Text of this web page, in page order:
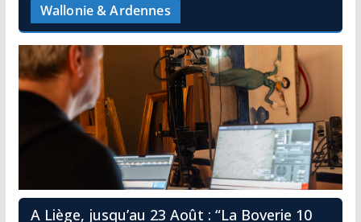
Wallonie & Ardennes
A Liège, jusqu’au 23 Août : “La Boverie 10